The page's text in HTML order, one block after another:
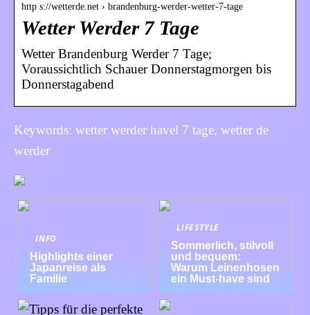
http s://wetterde.net › brandenburg-werder-wetter-7-tage
Wetter Werder 7 Tage
Wetter Brandenburg Werder 7 Tage;
Voraussichtlich Schauer Donnerstagmorgen bis
Donnerstagabend
Keywords: wetter werder havel 7 tage, wetter de
werder
INFO
Highlights einer
Japanreise als
Familie
LIFESTYLE
Sommerlich, stilvoll
und bequem:
Warum Leinenhosen
ein Must-have sind